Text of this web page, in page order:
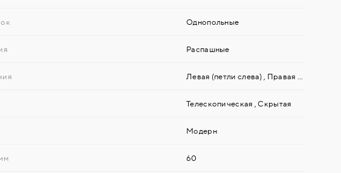
Однопольные
Распашные
Левая (петли слева) Правая (петли справа)
Телескопическая Скрытая
Модерн
60